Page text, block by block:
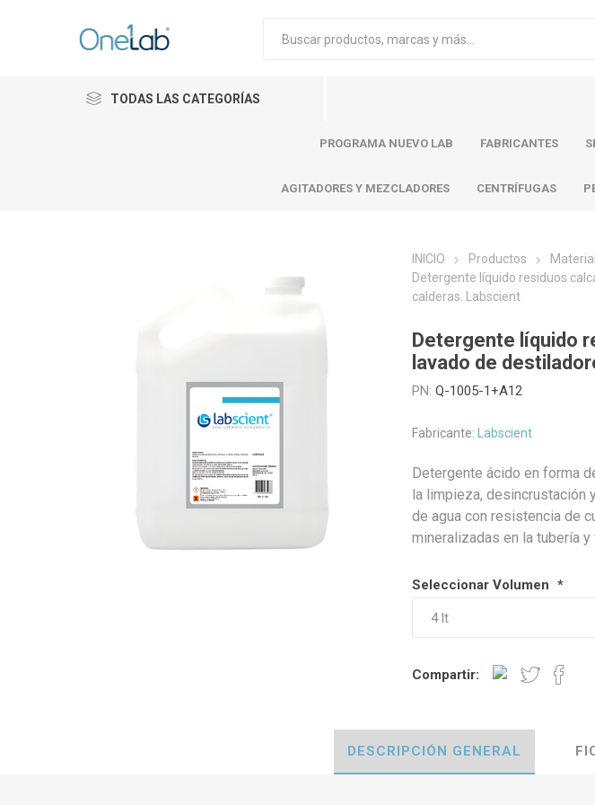
TODAS LAS CATEGORÍAS
PROGRAMA NUEVO LAB FABRICANTES
Merck Mettler Toledo Brand
AGITADORES Y MEZCLADORES CENTRÍFUGAS
INICIO Productos
Detergente líquido residuos
calderas. Labscient
Detergente líquido
lavado de
PN: Q-1005-1+A12
Fabricante: Labscient
Detergente ácido en forma
la limpieza, desincrustación
de agua con resistencia de
mineralizadas en la tubería y
Seleccionar Volumen *
Compartir:
DESCRIPCIÓN GENERAL